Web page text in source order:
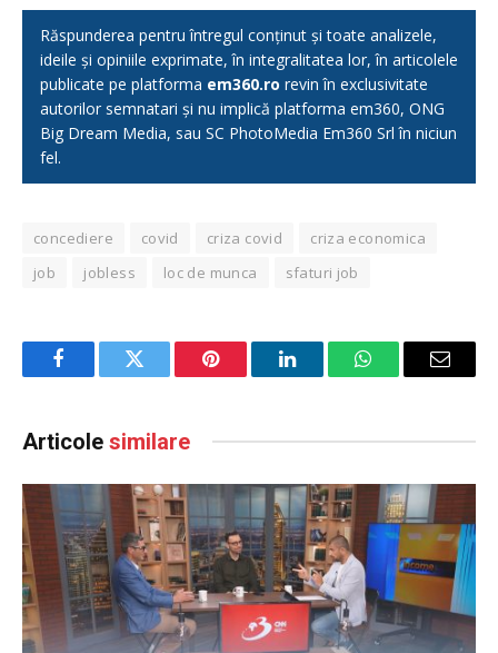
Răspunderea pentru întregul conținut și toate analizele,
ideile și opiniile exprimate, în integralitatea lor, în articolele
publicate pe platforma em360.ro revin în exclusivitate
autorilor semnatari și nu implică platforma em360, ONG
Big Dream Media, sau SC PhotoMedia Em360 Srl în niciun
fel.
concediere covid criza covid
criza economica
job
jobless loc de munca sfaturi job
FacebookTwitter Pinterest LinkedInWhatsAppEmail
Articole similare